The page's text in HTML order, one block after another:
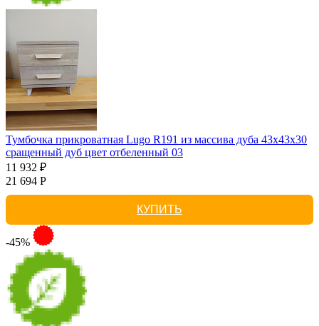
Тумбочка прикроватная Lugo R191 из массива дуба 43х43х30
сращенный дуб цвет отбеленный 03
11 932 ₽
21 694 Р
КУПИТЬ
-45%